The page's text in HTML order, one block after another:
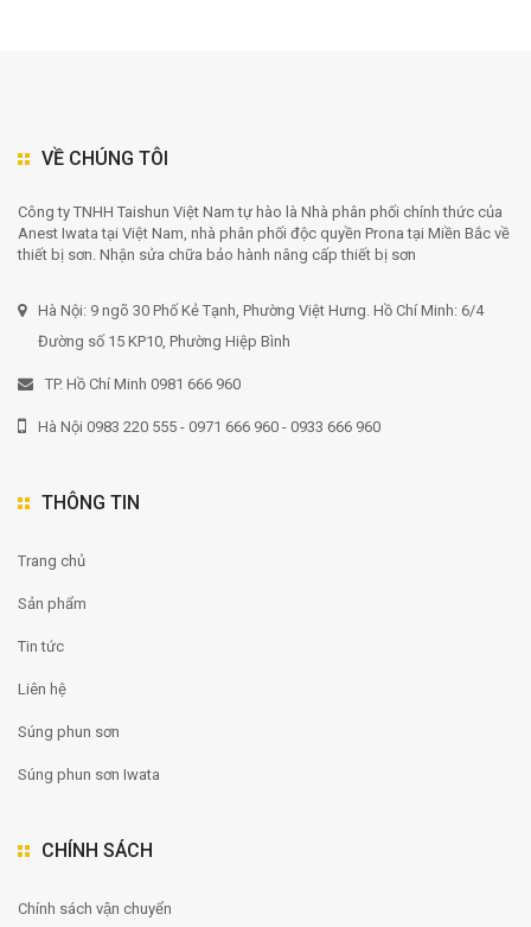
VỀ CHÚNG TÔI
Công ty TNHH Taishun Việt Nam tự hào là Nhà phân phối chính thức của
Anest Iwata tại Việt Nam, nhà phân phối độc quyền Prona tại Miền Bắc về
thiết bị sơn. Nhận sửa chữa bảo hành nâng cấp thiết bị sơn
Hà Nội: 9 ngõ 30 Phố Kẻ Tạnh, Phường Việt Hưng. Hồ Chí Minh: 6/4
Đường số 15 KP10, Phường Hiệp Bình
TP. Hồ Chí Minh 0981 666 960
Hà Nội 0983 220 555 - 0971 666 960 - 0933 666 960
THÔNG TIN
Trang chủ
Sản phẩm
Tin tức
Liên hệ
Súng phun sơn
Súng phun sơn Iwata
CHÍNH SÁCH
Chính sách vận chuyển